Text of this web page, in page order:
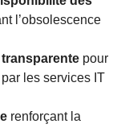
l’obsolescence
pour
les services IT
renforçant la